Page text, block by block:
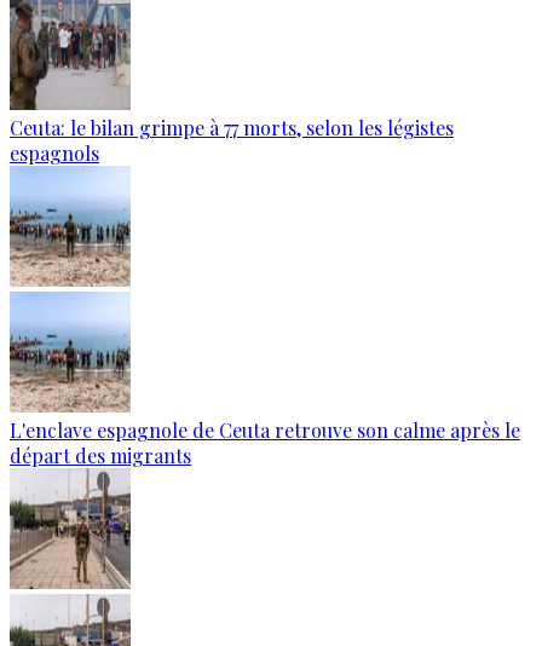
Ceuta: le bilan grimpe à 77 morts, selon les légistes
espagnols
L'enclave espagnole de Ceuta retrouve son calme après le
départ des migrants